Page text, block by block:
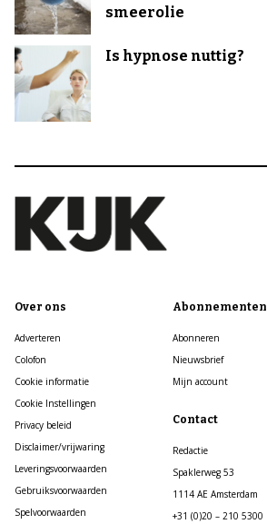
smeerolie
Is hypnose nuttig?
Over ons
Adverteren
Colofon
Cookie informatie
Cookie Instellingen
Privacy beleid
Disclaimer/vrijwaring
Leveringsvoorwaarden
Gebruiksvoorwaarden
Spelvoorwaarden
Abonnementen
Abonneren
Nieuwsbrief
Mijn account
Contact
Redactie
Spaklerweg 53
1114 AE Amsterdam
+31 (0)20 – 210 5300